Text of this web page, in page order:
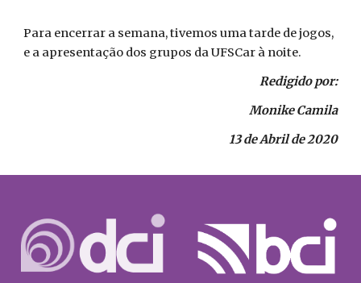
Para encerrar a semana, tivemos uma tarde de jogos,
e a apresentação dos grupos da UFSCar à noite.
Redigido por:
Monike Camila
13 de Abril de 2020